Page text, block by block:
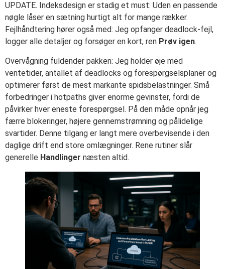
UPDATE. Indeksdesign er stadig et must: Uden en passende
nøgle låser en sætning hurtigt alt for mange rækker.
Fejlhåndtering hører også med: Jeg opfanger deadlock-fejl,
logger alle detaljer og forsøger en kort, ren Prøv igen.
Overvågning fuldender pakken: Jeg holder øje med
ventetider, antallet af deadlocks og forespørgselsplaner og
optimerer først de mest markante spidsbelastninger. Små
forbedringer i hotpaths giver enorme gevinster, fordi de
påvirker hver eneste forespørgsel. På den måde opnår jeg
færre blokeringer, højere gennemstrømning og pålidelige
svartider. Denne tilgang er langt mere overbevisende i den
daglige drift end store omlægninger. Rene rutiner slår
generelle Handlinger næsten altid.